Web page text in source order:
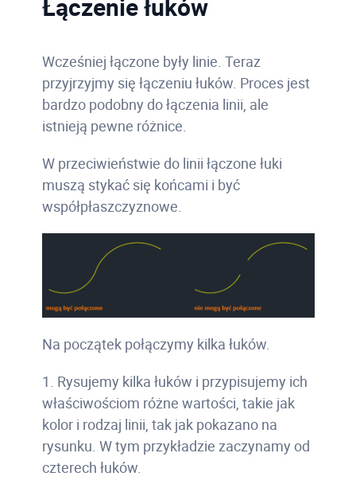
Wcześniej łączone były linie. Teraz
przyjrzyjmy się łączeniu łuków. Proces jest
bardzo podobny do łączenia linii, ale
istnieją pewne różnice.
W przeciwieństwie do linii łączone łuki
muszą stykać się końcami i być
współpłaszczyznowe.
Na początek połączymy kilka łuków.
1. Rysujemy kilka łuków i przypisujemy ich
właściwościom różne wartości, takie jak
kolor i rodzaj linii, tak jak pokazano na
rysunku. W tym przykładzie zaczynamy od
czterech łuków.